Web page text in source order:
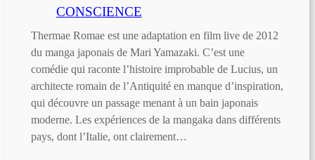
CONSCIENCE
Thermae Romae est une adaptation en film live de 2012
du manga japonais de Mari Yamazaki. C’est une
comédie qui raconte l’histoire improbable de Lucius, un
architecte romain de l’Antiquité en manque d’inspiration,
qui découvre un passage menant à un bain japonais
moderne. Les expériences de la mangaka dans différents
pays, dont l’Italie, ont clairement…